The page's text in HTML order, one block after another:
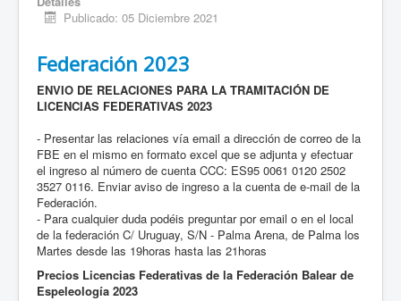
Publicado: 05 Diciembre 2021
Federación 2023
ENVIO DE RELACIONES PARA LA TRAMITACIÓN DE
LICENCIAS FEDERATIVAS 2023
- Presentar las relaciones vía email a dirección de correo de la
FBE en el mismo en formato excel que se adjunta y efectuar
el ingreso al número de cuenta CCC: ES95 0061 0120 2502
3527 0116. Enviar aviso de ingreso a la cuenta de e-mail de la
Federación.
- Para cualquier duda podéis preguntar por email o en el local
de la federación C/ Uruguay, S/N - Palma Arena, de Palma los
Martes desde las 19horas hasta las 21horas
Precios Licencias Federativas de la Federación Balear de
Espeleología 2023